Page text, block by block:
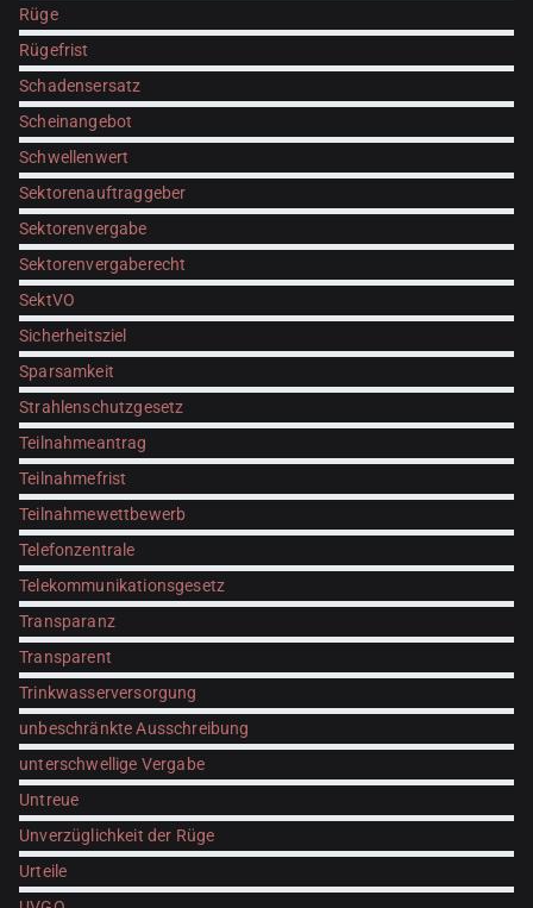
Rüge
Rügefrist
Schadensersatz
Scheinangebot
Schwellenwert
Sektorenauftraggeber
Sektorenvergabe
Sektorenvergaberecht
SektVO
Sicherheitsziel
Sparsamkeit
Strahlenschutzgesetz
Teilnahmeantrag
Teilnahmefrist
Teilnahmewettbewerb
Telefonzentrale
Telekommunikationsgesetz
Transparanz
Transparent
Trinkwasserversorgung
unbeschränkte Ausschreibung
unterschwellige Vergabe
Untreue
Unverzüglichkeit der Rüge
Urteile